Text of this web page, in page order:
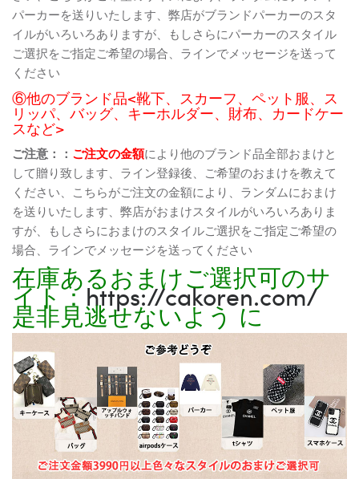
パーカーを送りいたします、弊店がブランドパーカーのスタ
イルがいろいろありますが、もしさらにパーカーのスタイル
ご選択をご指定ご希望の場合、ラインでメッセージを送って
ください
⑥他のブランド品<靴下、スカーフ、ペット服、ス
リッパ、バッグ、キーホルダー、財布、カードケー
スなど>
ご注意：： ご注文の金額により他のブランド品全部おまけと
して贈り致します、ライン登録後、ご希望のおまけを教えて
ください、こちらがご注文の金額により、ランダムにおまけ
を送りいたします、弊店がおまけスタイルがいろいろありま
すが、もしさらにおまけのスタイルご選択をご指定ご希望の
場合、ラインでメッセージを送ってください
在庫あるおまけご選択可のサ
イト：https://cakoren.com/
是非見逃せないよう に